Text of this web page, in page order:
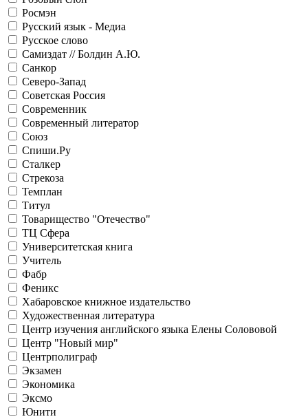
Росмэн
Русский язык - Медиа
Русское слово
Самиздат // Болдин А.Ю.
Санкор
Северо-Запад
Советская Россия
Современник
Современный литератор
Союз
Спиши.Ру
Сталкер
Стрекоза
Темплан
Титул
Товарищество "Отечество"
ТЦ Сфера
Университетская книга
Учитель
Фабр
Феникс
Хабаровское книжное издательство
Художественная литература
Центр изучения английского языка Елены Солововой
Центр "Новый мир"
Центрполиграф
Экзамен
Экономика
Эксмо
Юнити